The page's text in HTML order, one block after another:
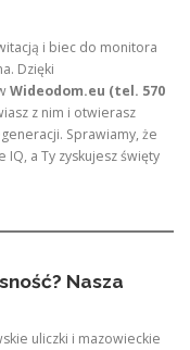
i biec do monitora
Dzięki
Wideodom.eu (tel. 570
z nim i otwierasz
Sprawiamy, że
a Ty zyskujesz święty
Nasza
uliczki i mazowieckie